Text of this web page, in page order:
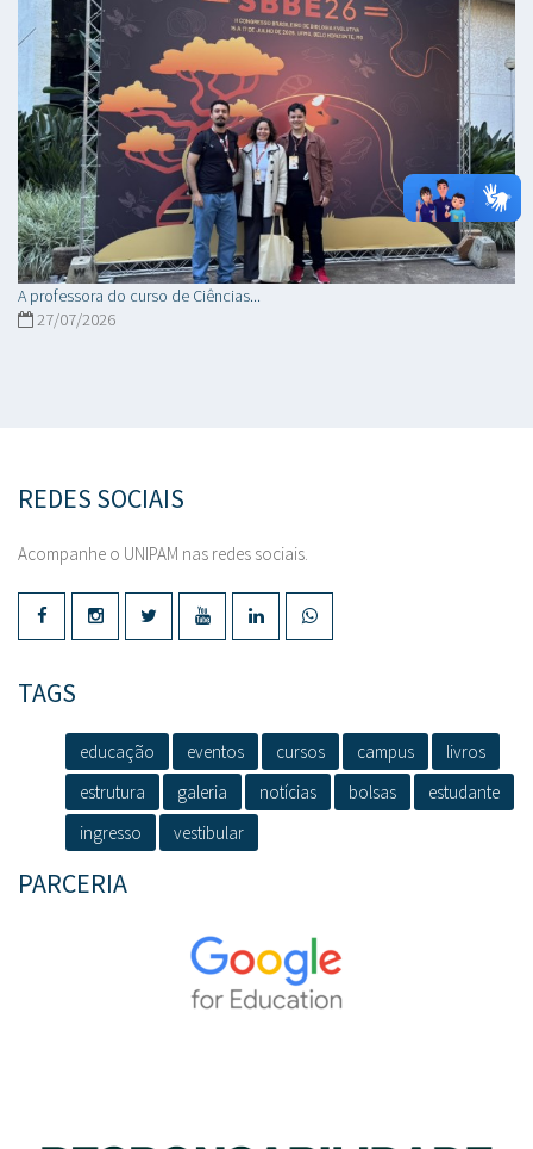
A professora do curso de Ciências...
27/07/2026
REDES SOCIAIS
Acompanhe o UNIPAM nas redes sociais.
TAGS
educação eventos cursos campus
livros
estrutura
galeria notícias bolsas
estudante
ingresso
vestibular
PARCERIA